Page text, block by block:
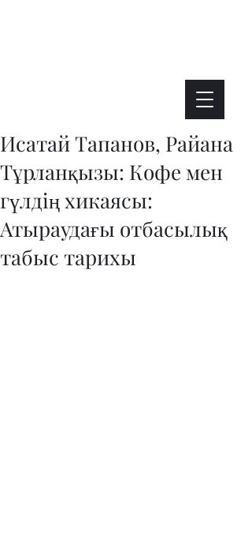
Исатай Тапанов, Райана
Тұрланқызы: Кофе мен
гүлдің хикаясы:
Атыраудағы отбасылық
табыс тарихы